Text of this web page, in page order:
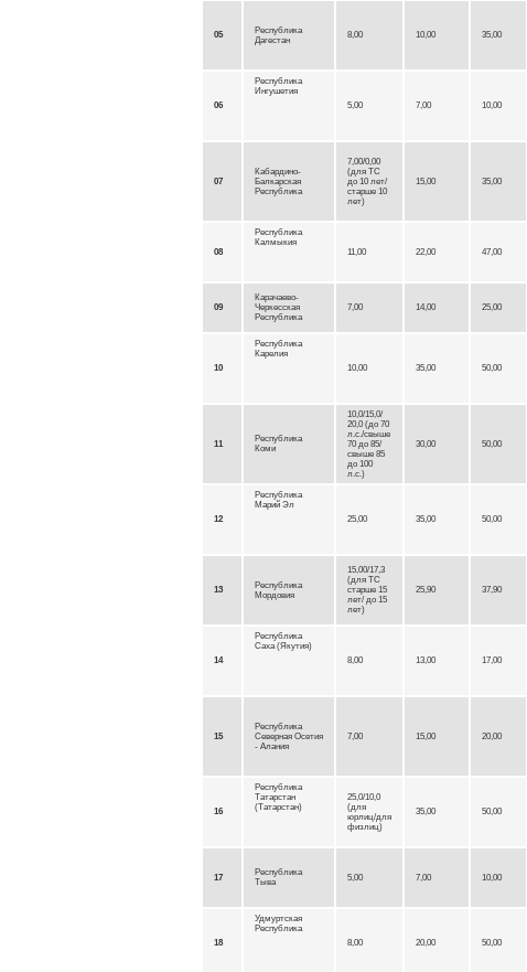
05
Республика
Дагестан
8,00 10,00 35,00
06
Республика
Ингушетия
5,00
7,00 10,00
07
Кабардино-
Балкарская
Республика
7,00/0,00
(для ТС
до 10 лет/
старше 10
лет)
15,00 35,00
08
Республика
Калмыкия
11,00
22,00 47,00
09
Карачаево-
Черкесская
Республика
7,00 14,00 25,00
10
Республика
Карелия
10,00
35,00 50,00
11
Республика
Коми
10,0/15,0/
20,0 (до 70
л.с./свыше
70 до 85/
свыше 85
до 100
л.с.)
30,00 50,00
12
Республика
Марий Эл
25,00
35,00 50,00
13
Республика
Мордовия
15,00/17,3
(для ТС
старше 15
лет/ до 15
лет)
25,90 37,90
14
Республика
Саха (Якутия)
8,00
13,00 17,00
15
Республика
Северная Осетия
- Алания
7,00 15,00 20,00
16
Республика
Татарстан
(Татарстан)
25,0/10,0
(для
юрлиц/для
физлиц)
35,00 50,00
17
Республика
Тыва
5,00 7,00 10,00
18
Удмуртская
Республика
8,00
20,00 50,00